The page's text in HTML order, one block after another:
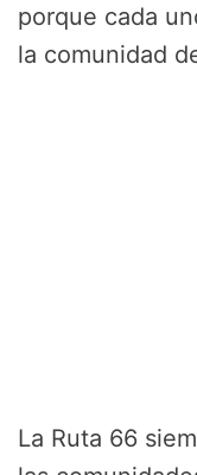
porque cada
la comunidad
La Ruta 66